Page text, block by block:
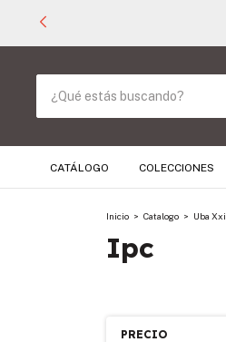
CATÁLOGO COLECCIONES
Inicio > Catalogo > Uba Xxi
Ipc
PRECIO